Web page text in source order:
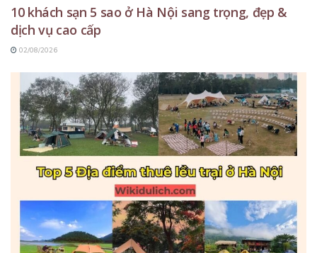
10 khách sạn 5 sao ở Hà Nội sang trọng, đẹp &
dịch vụ cao cấp
02/08/2026